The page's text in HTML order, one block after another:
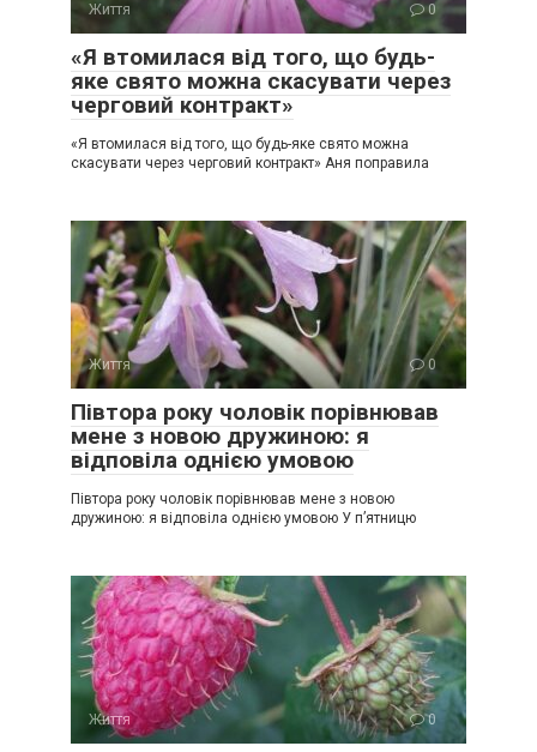
Життя 0
«Я втомилася від того, що будь-
яке свято можна скасувати через
черговий контракт»
«Я втомилася від того, що будь-яке свято можна
скасувати через черговий контракт» Аня поправила
Життя 0
Півтора року чоловік порівнював
мене з новою дружиною: я
відповіла однією умовою
Півтора року чоловік порівнював мене з новою
дружиною: я відповіла однією умовою У п’ятницю
Життя 0